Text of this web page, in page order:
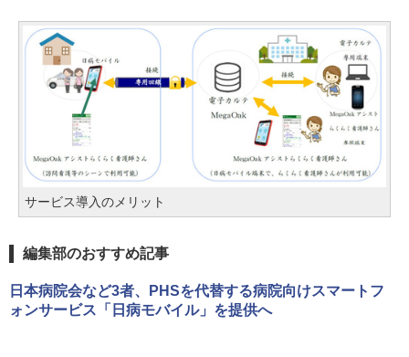
サービス導入のメリット
編集部のおすすめ記事
日本病院会など3者、PHSを代替する病院向けスマートフ
ォンサービス「日病モバイル」を提供へ